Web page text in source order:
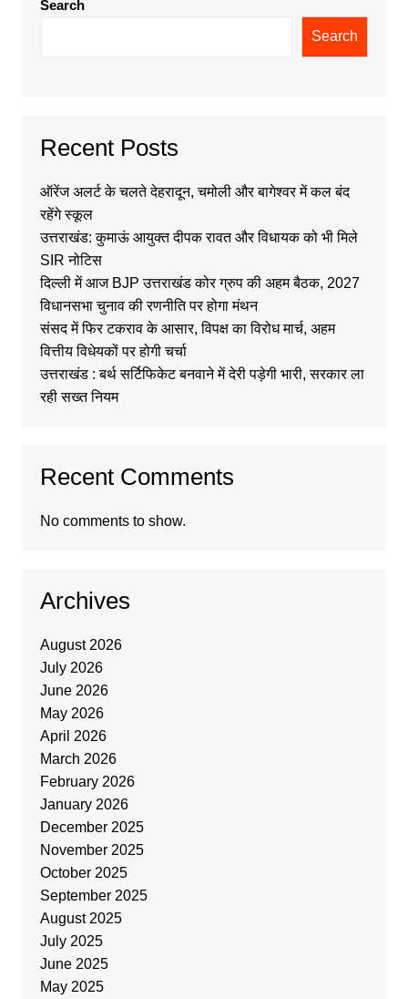
Search
Search
Recent Posts
ऑरेंज अलर्ट के चलते देहरादून, चमोली और बागेश्वर में कल बंद
रहेंगे स्कूल
उत्तराखंड: कुमाऊं आयुक्त दीपक रावत और विधायक को भी मिले
SIR नोटिस
दिल्ली में आज BJP उत्तराखंड कोर ग्रुप की अहम बैठक, 2027
विधानसभा चुनाव की रणनीति पर होगा मंथन
संसद में फिर टकराव के आसार, विपक्ष का विरोध मार्च, अहम
वित्तीय विधेयकों पर होगी चर्चा
उत्तराखंड : बर्थ सर्टिफिकेट बनवाने में देरी पड़ेगी भारी, सरकार ला
रही सख्त नियम
Recent Comments
No comments to show.
Archives
August 2026
July 2026
June 2026
May 2026
April 2026
March 2026
February 2026
January 2026
December 2025
November 2025
October 2025
September 2025
August 2025
July 2025
June 2025
May 2025